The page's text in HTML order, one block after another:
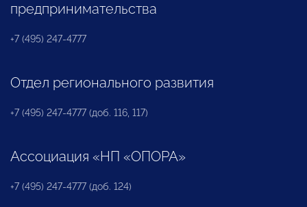
предпринимательства
+7 (495) 247-4777
Отдел регионального развития
+7 (495) 247-4777 (доб. 116, 117)
Ассоциация «НП «ОПОРА»
+7 (495) 247-4777 (доб. 124)